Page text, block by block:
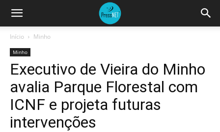
Início Minho
Minho
Executivo de Vieira do Minho
avalia Parque Florestal com
ICNF e projeta futuras
intervenções